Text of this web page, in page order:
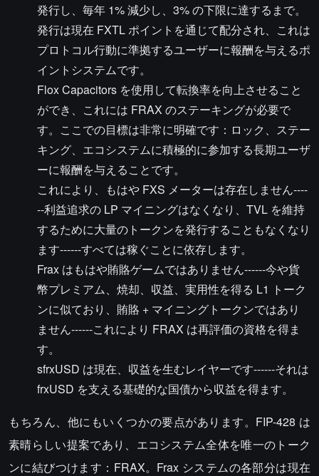
発行し、毎年 1% 減少し、3% の下限に達するまで。
発行は現在 FXTL ポイントを通じて配分され、これは
プロトコル行動に準拠するユーザーに報酬を与えるポ
イントシステムです。
Flox Capacitors を使用して転換率を向上させること
ができ、これには FRAX のステーキングが必要で
す。ここでの目標は非常に明確です：ロック、ステー
キング、エコシステムに積極的に参加する長期ユーザ
ーに報酬を与えることです。
これにより、もはや FXS メーターは存在しません----
--利益追求の LP マイニングはなくなり、TVL を維持
するために大量のトークンを発行することもなくなり
ます------すべては稼ぐことに依存します。
Frax はもはや賄賂ゲームではありません------今や貨
幣プレミアム、焼却、収益、実用性を得る L1 トーク
ンに似ており、賄賂 + マイニングトークンではあり
ません------これにより FRAX は再評価の資格を得ま
す。
sfrxUSD は現在、収益を生むレイヤーです------それは
frxUSD を支える基礎的な国債から収益を得ます。
もちろん、他にもいくつかの要点があります。FIP-428 は
素晴らしい提案であり、エコシステム全体を唯一のトーク
ンに結びつけます：FRAX。Frax システムの各部分は現在